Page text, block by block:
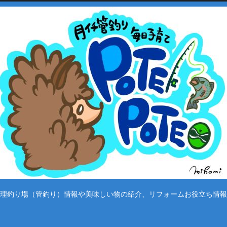
釣り場（管釣り）情報や美味しい物の紹介、リフォームお役立ち情